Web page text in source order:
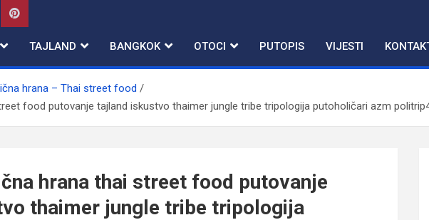
TAJLAND BANGKOK OTOCI PUTOPIS VIJESTI
hrana – Thai street food
food putovanje tajland iskustvo thaimer jungle tribe tripologija putoholičari azm
hrana thai street food putovanje
thaimer jungle tribe tripologija